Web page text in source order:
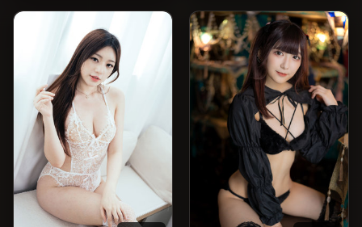
亚当·德赖弗、沈腾、全度
妍等主演，日本出品，家庭
类型，2020年上映 / 2020年
4月22日于日本地区院线首
映，网络平台同步更新片
源。在网络平台播放时建议
开启高清画质以获得更佳细
节。（国产影视资源大全免
费条目索引，支持片名与演
员交叉检索。）
枫、胡歌等主演，韩国出
品，动作类型，2022年上映
/ 2022年3月1日于韩国地区
院线首映，网络平台同步更
新片源。推荐给喜爱现实主
义叙事与人文关怀题材的影
迷。（国产影视资源大全免
费条目索引，支持片名与演
员交叉检索。）